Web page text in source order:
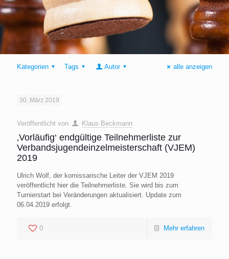
Kategorien Tags Autor alle anzeigen
30. März 2019
Veröffentlicht von Klaus Beckmann
‚Vorläufig‘ endgültige Teilnehmerliste zur
Verbandsjugendeinzelmeisterschaft (VJEM)
2019
Ulrich Wolf, der komissarische Leiter der VJEM 2019
veröffentlicht hier die Teilnehmerliste. Sie wird bis zum
Turnierstart bei Veränderungen aktualisiert. Update zum
06.04.2019 erfolgt.
0 Mehr erfahren